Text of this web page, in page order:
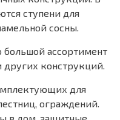
ступени для
сосны.
ассортимент
конструкций.
для
ограждений.